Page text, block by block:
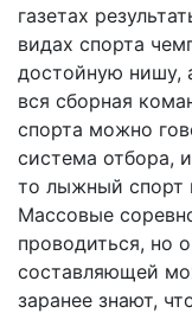
газетах
видах спорта
достойную нишу,
вся сборная
спорта можно
система отбора,
то лыжный спорт
Массовые
проводиться, но
составляющей
заранее знают,